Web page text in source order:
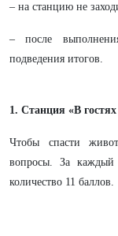
– на станцию не
– после
подведения итогов.
1. Станция «В
Чтобы спасти
вопросы. За каждый
количество 11 баллов.